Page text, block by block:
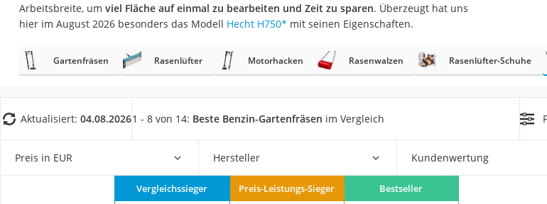
Fliesenschneider
Doppelschleifer
Akku-Laubsauger
Löschdecke
Multimeter
Winterharte Palmen
Arbeitsbreite, um viel Fläche auf einmal zu bearbeiten und Zeit zu sparen. Überzeugt hat uns
hier im August 2026 besonders das Modell Hecht H750* mit seinen Eigenschaften.
Gartenfräsen Rasenlüfter Motorhacken Rasenwalzen Rasenlüfter-Schuhe
Aktualisiert: 04.08.20261 - 8 von 14: Beste Benzin-Gartenfräsen im Vergleich
Preis in EUR Hersteller Kundenwertung
Vergleichssieger Preis-Leistungs-Sieger Bestseller